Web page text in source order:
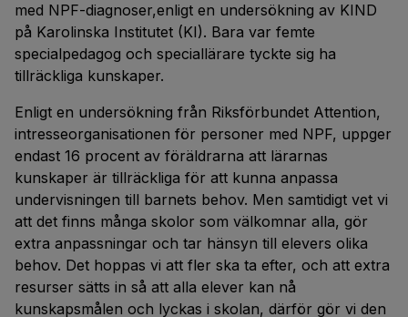
med NPF-diagnoser,enligt en undersökning av KIND
på Karolinska Institutet (KI). Bara var femte
specialpedagog och speciallärare tyckte sig ha
tillräckliga kunskaper.
Enligt en undersökning från Riksförbundet Attention,
intresseorganisationen för personer med NPF, uppger
endast 16 procent av föräldrarna att lärarnas
kunskaper är tillräckliga för att kunna anpassa
undervisningen till barnets behov. Men samtidigt vet vi
att det finns många skolor som välkomnar alla, gör
extra anpassningar och tar hänsyn till elevers olika
behov. Det hoppas vi att fler ska ta efter, och att extra
resurser sätts in så att alla elever kan nå
kunskapsmålen och lyckas i skolan, därför gör vi den